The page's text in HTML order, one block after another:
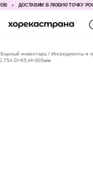
ДОСТАВИМ В ЛЮБУЮ ТОЧКУ
Барный инвентарь Ингредиенты и
D=65,H=305мм